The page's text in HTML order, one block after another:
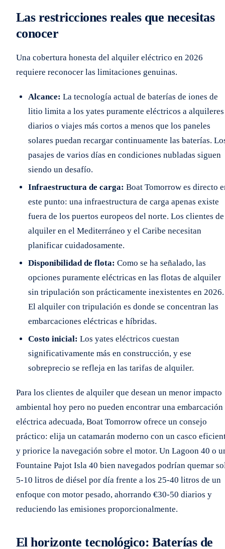
Las restricciones reales que necesitas
conocer
Una cobertura honesta del alquiler eléctrico en 2026
requiere reconocer las limitaciones genuinas.
Alcance: La tecnología actual de baterías de iones de
litio limita a los yates puramente eléctricos a alquileres
diarios o viajes más cortos a menos que los paneles
solares puedan recargar continuamente las baterías.
pasajes de varios días en condiciones nubladas siguen
siendo un desafío.
Infraestructura de carga: Boat Tomorrow es directo
este punto: una infraestructura de carga apenas existe
fuera de los puertos europeos del norte. Los clientes de
alquiler en el Mediterráneo y el Caribe necesitan
planificar cuidadosamente.
Disponibilidad de flota: Como se ha señalado, las
opciones puramente eléctricas en las flotas de alquiler
sin tripulación son prácticamente inexistentes en 2026.
El alquiler con tripulación es donde se concentran las
embarcaciones eléctricas e híbridas.
Costo inicial: Los yates eléctricos cuestan
significativamente más en construcción, y ese
sobreprecio se refleja en las tarifas de alquiler.
Para los clientes de alquiler que desean un menor impacto
ambiental hoy pero no pueden encontrar una embarcación
eléctrica adecuada, Boat Tomorrow ofrece un consejo
práctico: elija un catamarán moderno con un casco
y priorice la navegación sobre el motor. Un Lagoon 40 o
Fountaine Pajot Isla 40 bien navegados podrían quemar
5-10 litros de diésel por día frente a los 25-40 litros de un
enfoque con motor pesado, ahorrando €30-50 diarios y
reduciendo las emisiones proporcionalmente.
El horizonte tecnológico: Baterías de